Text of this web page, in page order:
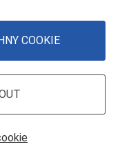
cookies
COOKIE